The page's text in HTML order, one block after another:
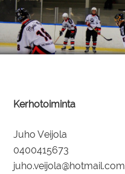
Kerhotoiminta
Juho Veijola
0400415673
juho.veijola@hotmail.com